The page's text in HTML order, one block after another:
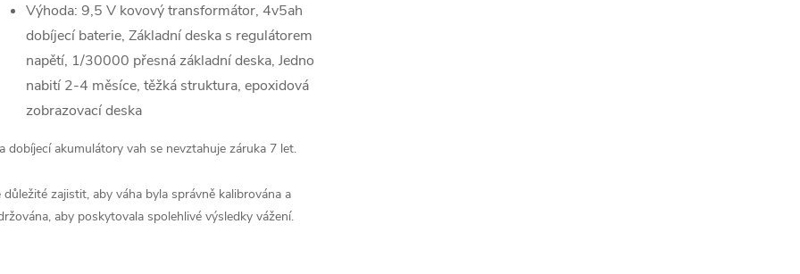
Výhoda: 9,5 V kovový transformátor, 4v5ah
dobíjecí baterie, Základní deska s regulátorem
napětí, 1/30000 přesná základní deska, Jedno
nabití 2-4 měsíce, těžká struktura, epoxidová
zobrazovací deska
dobíjecí akumulátory vah se nevztahuje záruka 7 let.
důležité zajistit, aby váha byla správně kalibrována a
aby poskytovala spolehlivé výsledky vážení.